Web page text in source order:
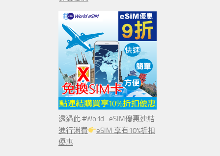
透過此 #World_eSIM優惠連結
進行消費
eSIM 享有10%折扣
優惠